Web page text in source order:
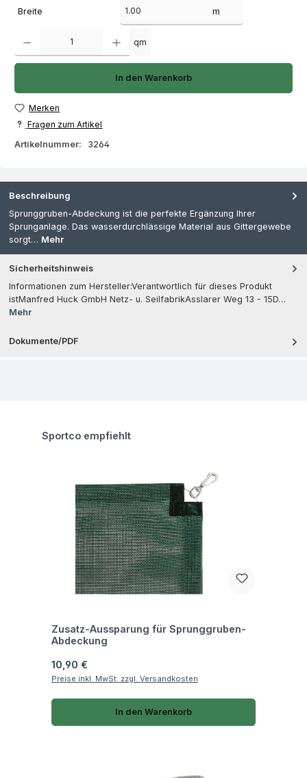
Breite m
qm
In den Warenkorb
Merken
Fragen zum Artikel
Artikelnummer:
3264
Beschreibung
Sprunggruben-Abdeckung ist die perfekte Ergänzung Ihrer
Sprunganlage. Das wasserdurchlässige Material aus Gittergewebe
sorgt… Mehr
Sicherheitshinweis
Informationen zum Hersteller:Verantwortlich für dieses Produkt
istManfred Huck GmbH Netz- u. SeilfabrikAsslarer Weg 13 - 15D…
Mehr
Dokumente/PDF
Produktgalerie überspringen
Sportco empfiehlt
Zusatz-Aussparung für Sprunggruben-
Abdeckung
Regulärer Preis:
10,90 €
Preise inkl. MwSt. zzgl. Versandkosten
In den Warenkorb